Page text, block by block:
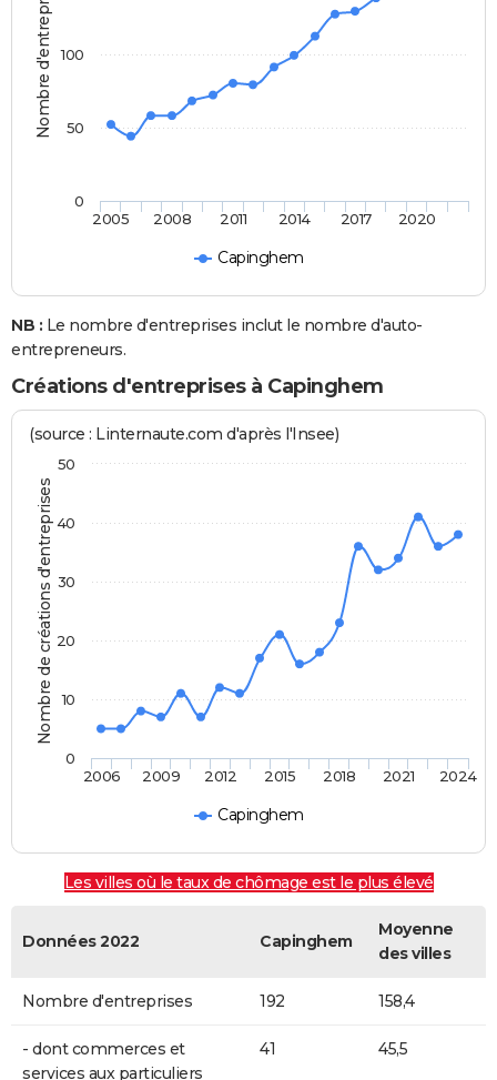
Nombre d'entreprises
Capinghem
2005 2008 2011 2014 2017 2020
0
50
100
NB : Le nombre d'entreprises inclut le nombre d'auto-
entrepreneurs.
Créations d'entreprises à Capinghem
Nombre de créations d'entreprises
(source : Linternaute.com d'après l'Insee)
Capinghem
2006 2009 2012 2015 2018 2021 2024
0
10
20
30
40
50
Les villes où le taux de chômage est le plus élevé
Données 2022 Capinghem
Moyenne
des villes
Nombre d'entreprises 192 158,4
- dont commerces et
services aux particuliers
41 45,5